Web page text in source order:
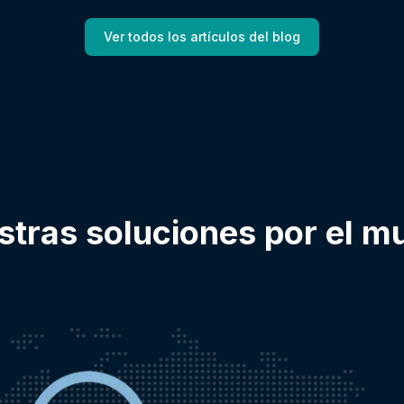
Ver todos los artículos del blog
soluciones por el